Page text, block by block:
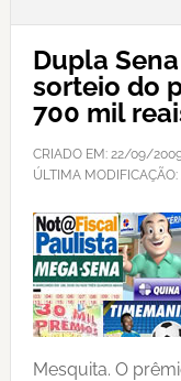
Dupla
sorteio do
700 mil
CRIADO EM: 22/09/
ÚLTIMA MODIFICAÇÃO:
Mesquita. O